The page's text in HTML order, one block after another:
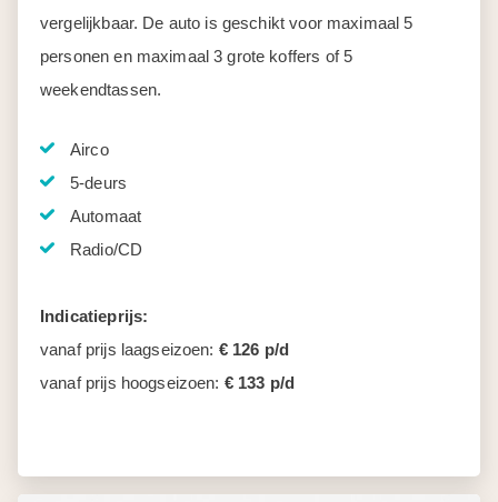
vergelijkbaar. De auto is geschikt voor maximaal 5
personen en maximaal 3 grote koffers of 5
weekendtassen.
Airco
5-deurs
Automaat
Radio/CD
Indicatieprijs:
vanaf prijs laagseizoen: € 126 p/d
vanaf prijs hoogseizoen: € 133 p/d